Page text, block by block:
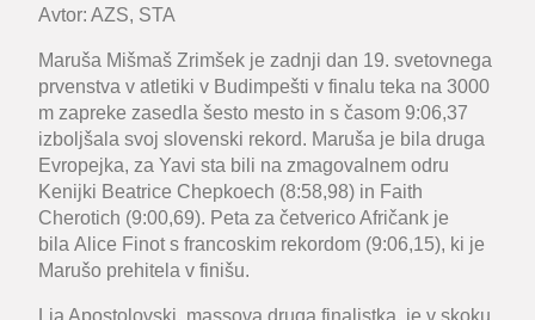
Avtor: AZS, STA
Maruša Mišmaš Zrimšek je zadnji dan 19. svetovnega
prvenstva v atletiki v Budimpešti v finalu teka na 3000
m zapreke zasedla šesto mesto in s časom 9:06,37
izboljšala svoj slovenski rekord. Maruša je bila druga
Evropejka, za Yavi sta bili na zmagovalnem odru
Kenijki Beatrice Chepkoech (8:58,98) in Faith
Cherotich (9:00,69). Peta za četverico Afričank je
bila Alice Finot s francoskim rekordom (9:06,15), ki je
Marušo prehitela v finišu.
Lia Apostolovski, massova druga finalistka, je v skoku